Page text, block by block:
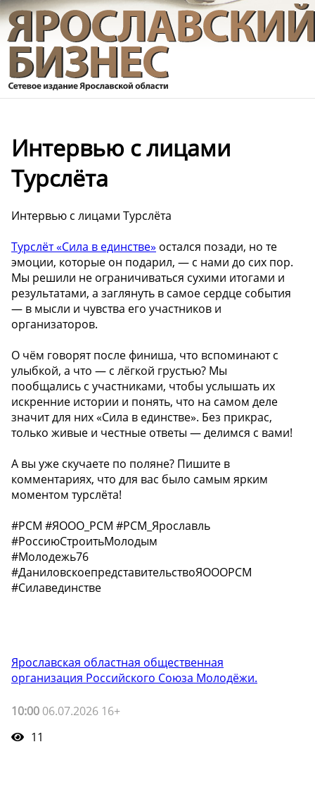
Интервью с лицами
Турслёта
Интервью с лицами Турслёта
Турслёт «Сила в единстве» остался позади, но те
эмоции, которые он подарил, — с нами до сих пор.
Мы решили не ограничиваться сухими итогами и
результатами, а заглянуть в самое сердце события
— в мысли и чувства его участников и
организаторов.
О чём говорят после финиша, что вспоминают с
улыбкой, а что — с лёгкой грустью? Мы
пообщались с участниками, чтобы услышать их
искренние истории и понять, что на самом деле
значит для них «Сила в единстве». Без прикрас,
только живые и честные ответы — делимся с вами!
А вы уже скучаете по поляне? Пишите в
комментариях, что для вас было самым ярким
моментом турслёта!
#РСМ #ЯООО_РСМ #РСМ_Ярославль
#РоссиюСтроитьМолодым
#Молодежь76
#ДаниловскоепредставительствоЯОООРСМ
#Силавединстве
Ярославская областная общественная
организация Российского Союза Молодёжи.
10:00 06.07.2026 16+
11